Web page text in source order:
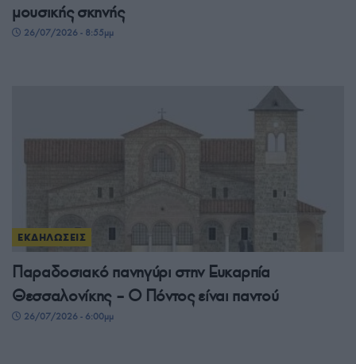
μουσικής σκηνής
26/07/2026 - 8:55μμ
ΕΚΔΗΛΩΣΕΙΣ
Παραδοσιακό πανηγύρι στην Ευκαρπία
Θεσσαλονίκης – Ο Πόντος είναι παντού
26/07/2026 - 6:00μμ